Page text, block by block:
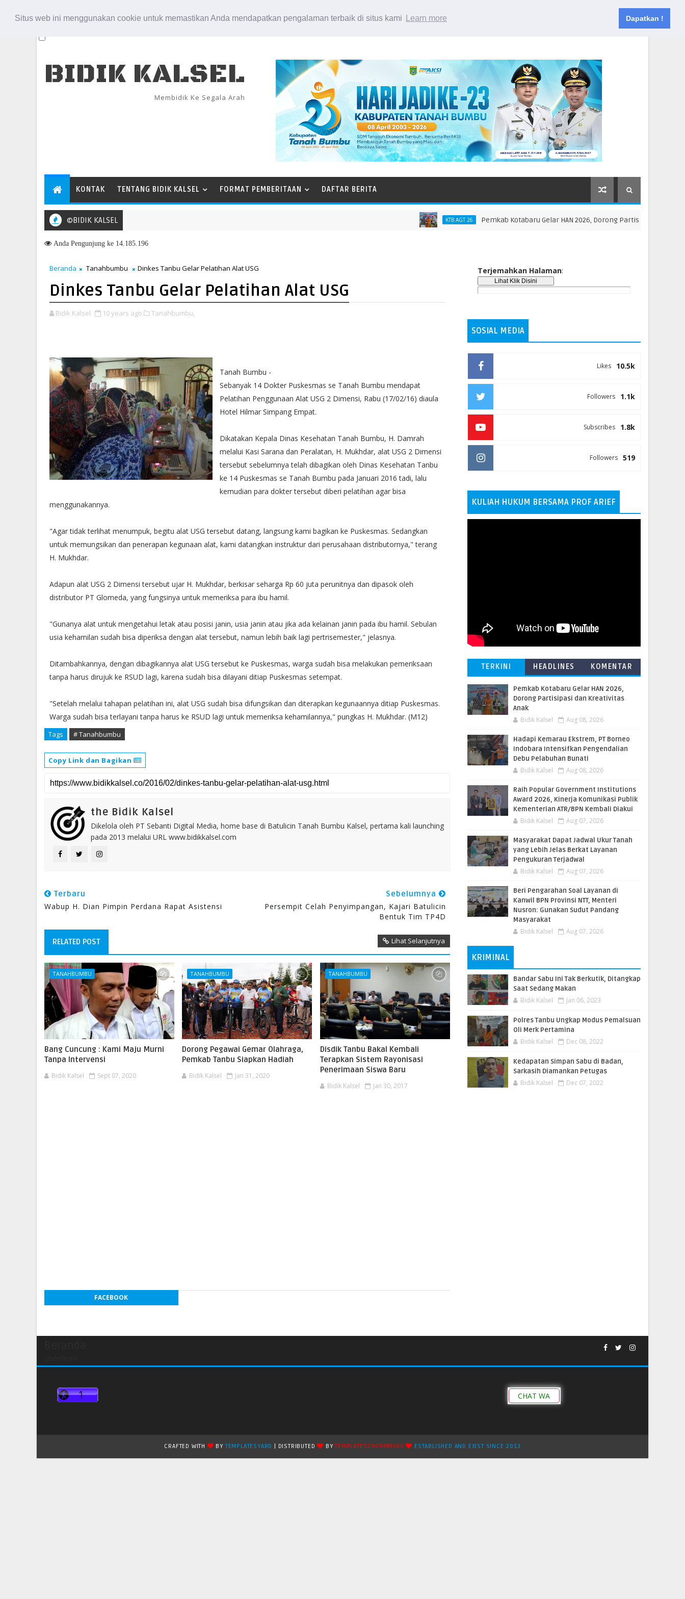
Situs web ini menggunakan cookie untuk memastikan Anda mendapatkan pengalaman terbaik di situs kami Learn more Dapatkan !
Kontak
BIDIK KALSEL
Membidik Ke Segala Arah
KONTAK TENTANG BIDIK KALSEL FORMAT PEMBERITAAN DAFTAR BERITA
©BIDIK KALSEL KTB AGT 26 Pemkab Kotabaru Gelar HAN 2026, Dorong Partisipasi dan
Anda Pengunjung ke 14.185.196
Beranda Tanahbumbu Dinkes Tanbu Gelar Pelatihan Alat USG
Dinkes Tanbu Gelar Pelatihan Alat USG
Bidik Kalsel 10 years ago Tanahbumbu,
Tanah Bumbu -
Sebanyak 14 Dokter Puskesmas se Tanah Bumbu mendapat
Pelatihan Penggunaan Alat USG 2 Dimensi, Rabu (17/02/16) diaula
Hotel Hilmar Simpang Empat.
Dikatakan Kepala Dinas Kesehatan Tanah Bumbu, H. Damrah
melalui Kasi Sarana dan Peralatan, H. Mukhdar, alat USG 2 Dimensi
tersebut sebelumnya telah dibagikan oleh Dinas Kesehatan Tanbu
ke 14 Puskesmas se Tanah Bumbu pada Januari 2016 tadi, lalu
kemudian para dokter tersebut diberi pelatihan agar bisa
menggunakannya.
"Agar tidak terlihat menumpuk, begitu alat USG tersebut datang, langsung kami bagikan ke Puskesmas. Sedangkan
untuk memungsikan dan penerapan kegunaan alat, kami datangkan instruktur dari perusahaan distributornya," terang
H. Mukhdar.
Adapun alat USG 2 Dimensi tersebut ujar H. Mukhdar, berkisar seharga Rp 60 juta perunitnya dan dipasok oleh
distributor PT Glomeda, yang fungsinya untuk memeriksa para ibu hamil.
"Gunanya alat untuk mengetahui letak atau posisi janin, usia janin atau jika ada kelainan janin pada ibu hamil. Sebulan
usia kehamilan sudah bisa diperiksa dengan alat tersebut, namun lebih baik lagi pertrisemester," jelasnya.
Ditambahkannya, dengan dibagikannya alat USG tersebut ke Puskesmas, warga sudah bisa melakukan pemeriksaan
tanpa harus dirujuk ke RSUD lagi, karena sudah bisa dilayani ditiap Puskesmas setempat.
"Setelah melalui tahapan pelatihan ini, alat USG sudah bisa difungsikan dan diterapkan kegunaannya ditiap Puskesmas.
Warga sudah bisa terlayani tanpa harus ke RSUD lagi untuk memeriksa kehamilannya," pungkas H. Mukhdar. (M12)
Tags # Tanahbumbu
Copy Link dan Bagikan
the Bidik Kalsel
Dikelola oleh PT Sebanti Digital Media, home base di Batulicin Tanah Bumbu Kalsel, pertama kali launching
pada 2013 melalui URL www.bidikkalsel.com
Terbaru
Wabup H. Dian Pimpin Perdana Rapat Asistensi
Sebelumnya
Persempit Celah Penyimpangan, Kajari Batulicin
Bentuk Tim TP4D
RELATED POST Lihat Selanjutnya
TANAHBUMBU
Bang Cuncung : Kami Maju Murni
Tanpa Intervensi
Bidik Kalsel Sept 07, 2020
TANAHBUMBU
Dorong Pegawai Gemar Olahraga,
Pemkab Tanbu Siapkan Hadiah
Bidik Kalsel Jan 31, 2020
TANAHBUMBU
Disdik Tanbu Bakal Kembali
Terapkan Sistem Rayonisasi
Penerimaan Siswa Baru
Bidik Kalsel Jan 30, 2017
FACEBOOK
Terjemahkan Halaman:
SOSIAL MEDIA
10.5k
Likes
1.1k
Followers
1.8k
Subscribes
519
Followers
KULIAH HUKUM BERSAMA PROF ARIEF
TERKINI HEADLINES KOMENTAR
Pemkab Kotabaru Gelar HAN 2026,
Dorong Partisipasi dan Kreativitas
Anak
Bidik Kalsel Aug 08, 2026
​Hadapi Kemarau Ekstrem, PT Borneo
Indobara Intensifkan Pengendalian
Debu Pelabuhan Bunati
Bidik Kalsel Aug 08, 2026
Raih Popular Government Institutions
Award 2026, Kinerja Komunikasi Publik
Kementerian ATR/BPN Kembali Diakui
Bidik Kalsel Aug 07, 2026
Masyarakat Dapat Jadwal Ukur Tanah
yang Lebih Jelas Berkat Layanan
Pengukuran Terjadwal
Bidik Kalsel Aug 07, 2026
Beri Pengarahan Soal Layanan di
Kanwil BPN Provinsi NTT, Menteri
Nusron: Gunakan Sudut Pandang
Masyarakat
Bidik Kalsel Aug 07, 2026
KRIMINAL
Bandar Sabu Ini Tak Berkutik, Ditangkap
Saat Sedang Makan
Bidik Kalsel Jan 06, 2023
Polres Tanbu Ungkap Modus Pemalsuan
Oli Merk Pertamina
Bidik Kalsel Dec 08, 2022
Kedapatan Simpan Sabu di Badan,
Sarkasih Diamankan Petugas
Bidik Kalsel Dec 07, 2022
CHAT WA
CRAFTED WITH BYTEMPLATESYARD | DISTRIBUTED BYTEMPLATES2909MMXXII ESTABLISHED AND EXIST SINCE 2013